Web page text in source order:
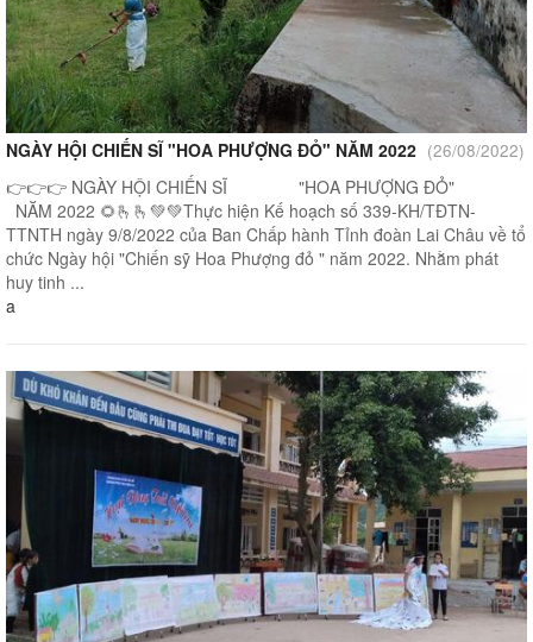
NGÀY HỘI CHIẾN SĨ "HOA PHƯỢNG ĐỎ" NĂM 2022 (26/08/2022)
👉👉👉 NGÀY HỘI CHIẾN SĨ "HOA PHƯỢNG ĐỎ"
NĂM 2022 🌻🫰🫰💚💚Thực hiện Kế hoạch số 339-KH/TĐTN-
TTNTH ngày 9/8/2022 của Ban Chấp hành Tỉnh đoàn Lai Châu về tổ
chức Ngày hội "Chiến sỹ Hoa Phượng đỏ " năm 2022. Nhằm phát
huy tinh ...
a